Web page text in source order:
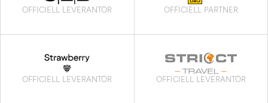
OFFICIELL LEVERANTÖR OFFICIELL PARTNER
OFFICIELL LEVERANTÖR OFFICIELL LEVERANTÖR